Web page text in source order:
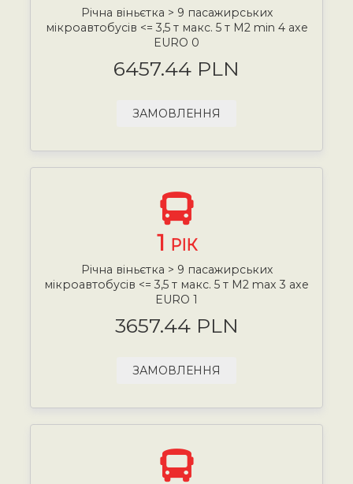
Річна віньєтка > 9 пасажирських
мікроавтобусів <= 3,5 т макс. 5 т М2 min 4 axe
EURO 0
6457.44 PLN
ЗАМОВЛЕННЯ
1 РІК
Річна віньєтка > 9 пасажирських
мікроавтобусів <= 3,5 т макс. 5 т М2 max 3 axe
EURO 1
3657.44 PLN
ЗАМОВЛЕННЯ